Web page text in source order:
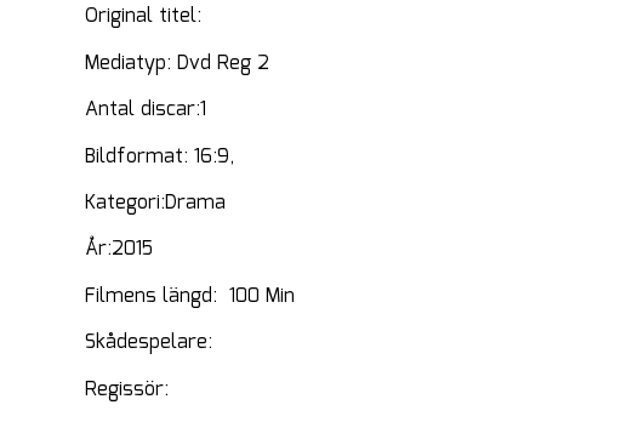
Original titel:
Mediatyp: Dvd Reg 2
Antal discar:1
Bildformat: 16:9,
Kategori:Drama
År:2015
Filmens längd: 100 Min
Skådespelare:
Regissör: